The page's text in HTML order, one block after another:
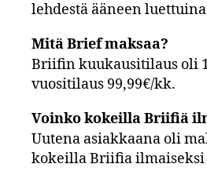
lehdestä ääneen
Mitä Brief maksaa?
Briifin kuukausitilaus oli
vuositilaus 99,99€/kk.
Voinko kokeilla Briifiä
Uutena asiakkaana oli
kokeilla Briifia ilmaiseksi